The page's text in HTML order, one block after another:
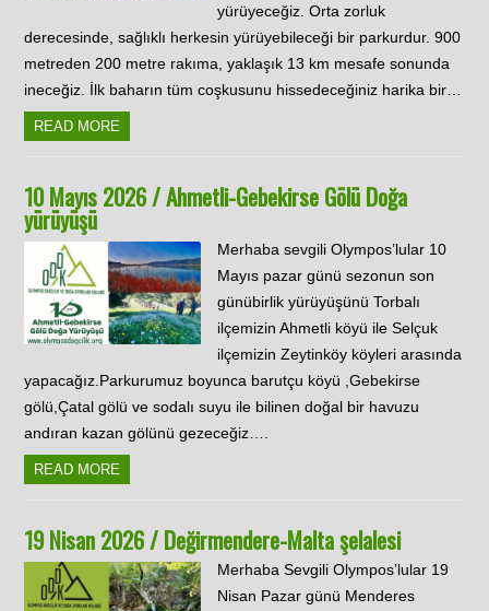
yürüyeceğiz. Orta zorluk
derecesinde, sağlıklı herkesin yürüyebileceği bir parkurdur. 900
metreden 200 metre rakıma, yaklaşık 13 km mesafe sonunda
ineceğiz. İlk baharın tüm coşkusunu hissedeceğiniz harika bir…
READ MORE
10 Mayıs 2026 / Ahmetli-Gebekirse Gölü Doğa
yürüyüşü
Merhaba sevgili Olympos’lular 10
Mayıs pazar günü sezonun son
günübirlik yürüyüşünü Torbalı
ilçemizin Ahmetli köyü ile Selçuk
ilçemizin Zeytinköy köyleri arasında
yapacağız.Parkurumuz boyunca barutçu köyü ,Gebekirse
gölü,Çatal gölü ve sodalı suyu ile bilinen doğal bir havuzu
andıran kazan gölünü gezeceğiz….
READ MORE
19 Nisan 2026 / Değirmendere-Malta şelalesi
Merhaba Sevgili Olympos’lular 19
Nisan Pazar günü Menderes